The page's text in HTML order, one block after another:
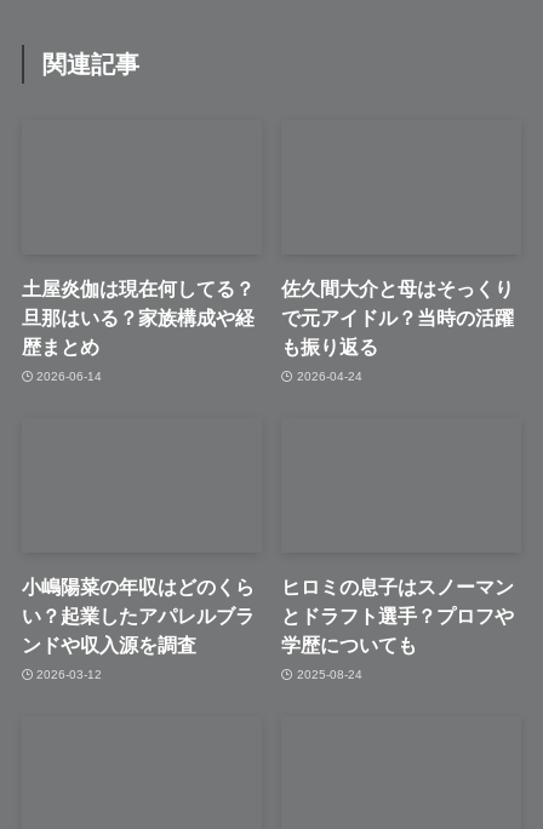
関連記事
土屋炎伽は現在何してる？
旦那はいる？家族構成や経
歴まとめ
2026-06-14
佐久間大介と母はそっくり
で元アイドル？当時の活躍
も振り返る
2026-04-24
小嶋陽菜の年収はどのくら
い？起業したアパレルブラ
ンドや収入源を調査
2026-03-12
ヒロミの息子はスノーマン
とドラフト選手？プロフや
学歴についても
2025-08-24